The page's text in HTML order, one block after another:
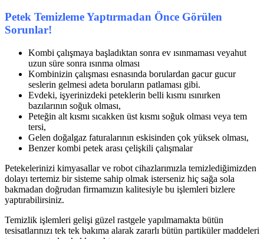
Petek Temizleme Yaptırmadan Önce Görülen
Sorunlar!
Kombi çalışmaya başladıktan sonra ev ısınmaması veyahut
uzun süre sonra ısınma olması
Kombinizin çalışması esnasında borulardan gacur gucur
seslerin gelmesi adeta boruların patlaması gibi.
Evdeki, işyerinizdeki peteklerin belli kısmı ısınırken
bazılarının soğuk olması,
Peteğin alt kısmı sıcakken üst kısmı soğuk olması veya tem
tersi,
Gelen doğalgaz faturalarının eskisinden çok yüksek olması,
Benzer kombi petek arası çelişkili çalışmalar
Petekelerinizi kimyasallar ve robot cihazlarımızla temizlediğimizden
dolayı tertemiz bir sisteme sahip olmak isterseniz hiç sağa sola
bakmadan doğrudan firmamızın kalitesiyle bu işlemleri bizlere
yaptırabilirsiniz.
Temizlik işlemleri gelişi güzel rastgele yapılmamakta bütün
tesisatlarınızı tek tek bakıma alarak zararlı bütün partiküler maddeleri